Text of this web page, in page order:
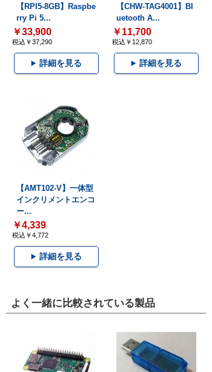
【RPI5-8GB】Raspbe
rry Pi 5...
￥33,900
税込￥37,290
詳細を見る
【CHW-TAG4001】Bl
uetooth A...
￥11,700
税込￥12,870
詳細を見る
【AMT102-V】一体型
インクリメントエンコ
ー...
￥4,339
税込￥4,772
詳細を見る
よく一緒に比較されている製品